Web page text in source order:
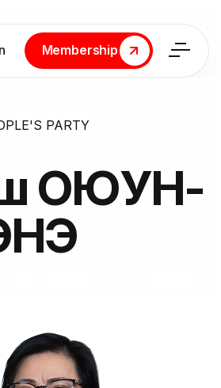
Membership
Membership
PARTY
ОЮУН-